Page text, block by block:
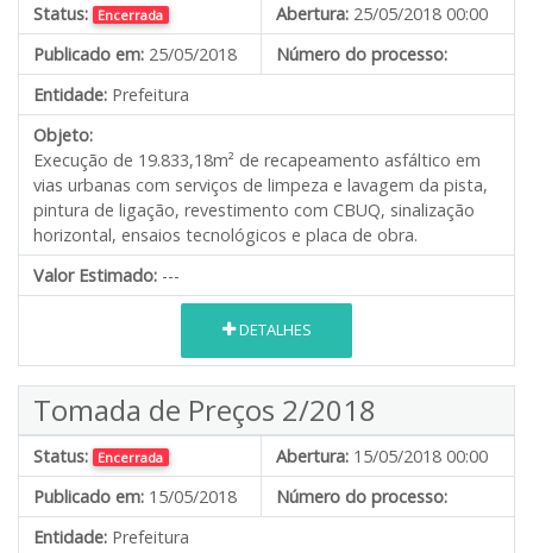
Status: Encerrada Abertura: 25/05/2018 00:00
Publicado em: 25/05/2018
Número do processo:
Entidade: Prefeitura
Objeto:
Execução de 19.833,18m² de recapeamento asfáltico em
vias urbanas com serviços de limpeza e lavagem da pista,
pintura de ligação, revestimento com CBUQ, sinalização
horizontal, ensaios tecnológicos e placa de obra.
Valor Estimado: ---
DETALHES
Tomada de Preços 2/2018
Status: Encerrada Abertura: 15/05/2018 00:00
Publicado em: 15/05/2018
Número do processo:
Entidade: Prefeitura